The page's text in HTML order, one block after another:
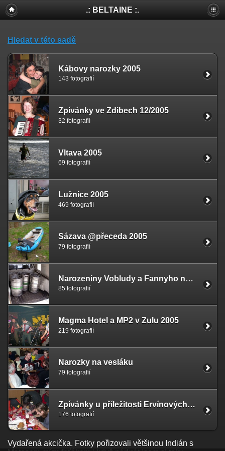
.: BELTAINE :.
Hledat v této sadě
Kábovy narozky 2005
143 fotografií
Zpívánky ve Zdibech 12/2005
32 fotografií
Vltava 2005
69 fotografií
Lužnice 2005
469 fotografií
Sázava @přeceda 2005
79 fotografií
Narozeniny Vobludy a Fannyho na lomech 04/2005
85 fotografií
Magma Hotel a MP2 v Zulu 2005
219 fotografií
Narozky na vesláku
79 fotografií
Zpívánky u příležitosti Ervínových narozenin 2005
176 fotografií
Vydařená akcička. Fotky pořizovali většinou Indián s